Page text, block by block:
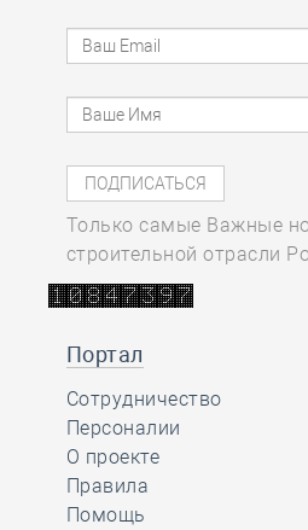
Только самые Важные
строительной отрасли
Портал
Сотрудничество
Персоналии
О проекте
Правила
Помощь